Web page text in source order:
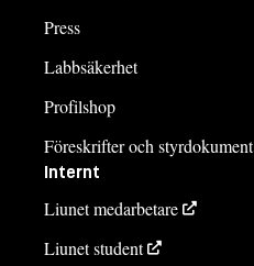
Press
Labbsäkerhet
Profilshop
Föreskrifter och styrdokument
Internt
Liunet medarbetare
Liunet student